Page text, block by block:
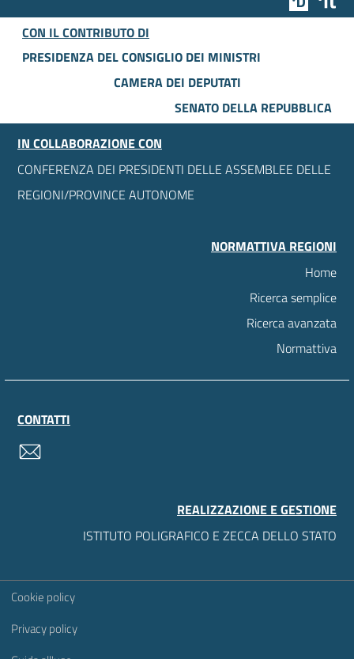
CON IL CONTRIBUTO DI
PRESIDENZA DEL CONSIGLIO DEI MINISTRI
CAMERA DEI DEPUTATI
SENATO DELLA REPUBBLICA
IN COLLABORAZIONE CON
CONFERENZA DEI PRESIDENTI DELLE ASSEMBLEE DELLE
REGIONI/PROVINCE AUTONOME
NORMATTIVA REGIONI
Home
Ricerca semplice
Ricerca avanzata
Normattiva
CONTATTI
REALIZZAZIONE E GESTIONE
ISTITUTO POLIGRAFICO E ZECCA DELLO STATO
Sezione Link Utili
Cookie policy
Privacy policy